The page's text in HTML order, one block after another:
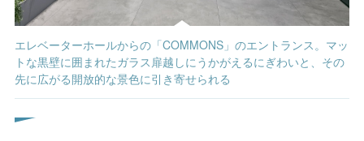
エレベーターホールからの「COMMONS」のエントランス。マッ
トな黒壁に囲まれたガラス扉越しにうかがえるにぎわいと、その
先に広がる開放的な景色に引き寄せられる
扉が開くと目に飛び込んでくるパレットと植栽による案内板。オ
ープンな空間で、メンバーとのコンタクトも取りやすい